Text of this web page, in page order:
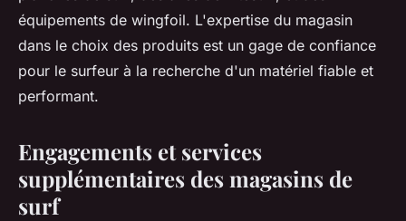
équipements de wingfoil. L'expertise du magasin
dans le choix des produits est un gage de confiance
pour le surfeur à la recherche d'un matériel fiable et
performant.
Engagements et services
supplémentaires des magasins de
surf